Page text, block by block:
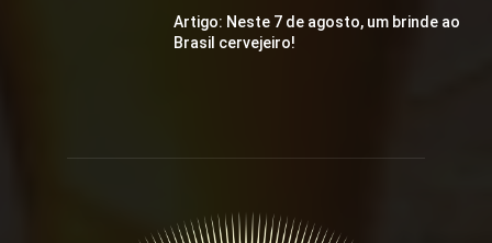
Artigo: Neste 7 de agosto, um brinde ao
Brasil cervejeiro!